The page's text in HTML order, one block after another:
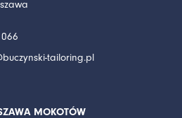
tailoring.pl
MOKOTÓW